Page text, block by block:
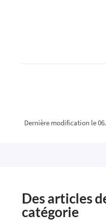
Dernière modification le
Des articles
catégorie